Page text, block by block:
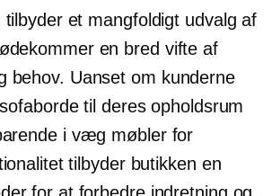
tilbyder et mangfoldigt udvalg af
en bred vifte af
behov. Uanset om kunderne
til deres opholdsrum
i væg møbler for
tilbyder butikken en